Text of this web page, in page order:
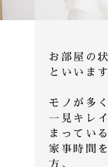
お部屋の
といいます
モノが多
一見キレ
まっている
家事時間
方、